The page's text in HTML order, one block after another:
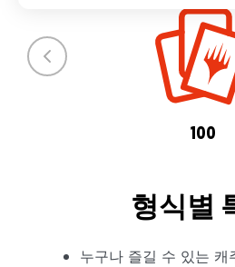
100
형식별
누구나 즐길 수 있는 캐